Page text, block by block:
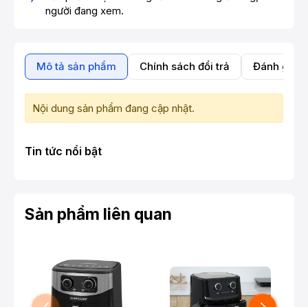
người đang xem.
Mô tả sản phẩm Chính sách đổi trả Đánh giá
Nội dung sản phẩm đang cập nhật.
Tin tức nổi bật
Sản phẩm liên quan